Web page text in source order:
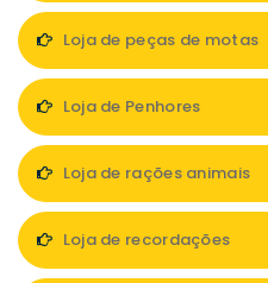
Loja de peças de motas
Loja de Penhores
Loja de rações animais
Loja de recordações